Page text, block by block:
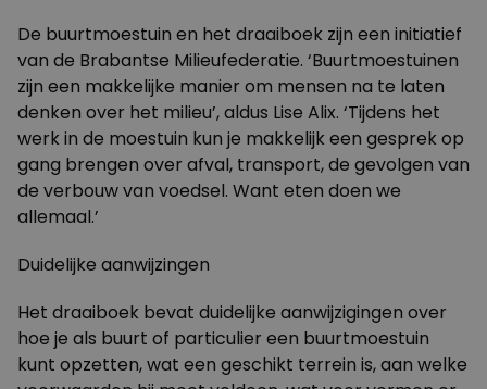
De buurtmoestuin en het draaiboek zijn een initiatief
van de Brabantse Milieufederatie. ‘Buurtmoestuinen
zijn een makkelijke manier om mensen na te laten
denken over het milieu’, aldus Lise Alix. ‘Tijdens het
werk in de moestuin kun je makkelijk een gesprek op
gang brengen over afval, transport, de gevolgen van
de verbouw van voedsel. Want eten doen we
allemaal.’
Duidelijke aanwijzingen
Het draaiboek bevat duidelijke aanwijzigingen over
hoe je als buurt of particulier een buurtmoestuin
kunt opzetten, wat een geschikt terrein is, aan welke